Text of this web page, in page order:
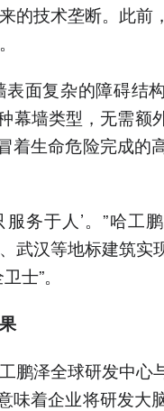
的技术垄断。此前
面复杂的障碍结
幕墙类型，无需额
着生命危险完成的
务于人’。”哈工
武汉等地标建筑实
士”。
鹏泽全球研发中心
味着企业将研发大